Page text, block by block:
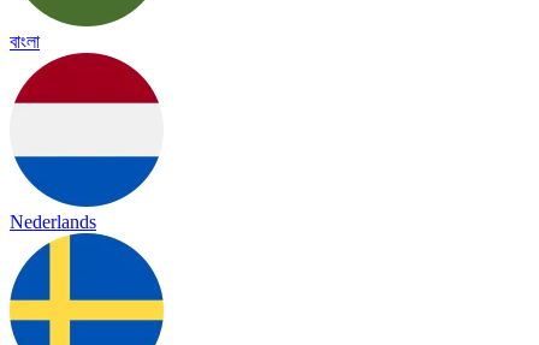
বাংলা
Nederlands